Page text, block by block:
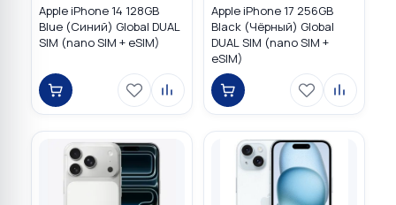
Apple iPhone 14 128GB
Blue (Синий) Global DUAL
SIM (nano SIM + eSIM)
Apple iPhone 17 256GB
Black (Чёрный) Global
DUAL SIM (nano SIM +
eSIM)